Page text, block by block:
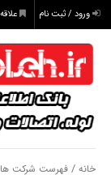
ورود / ثبت نام
خانه /فهرست شرکت ها